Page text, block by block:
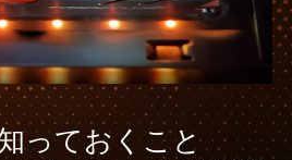
っておくこと